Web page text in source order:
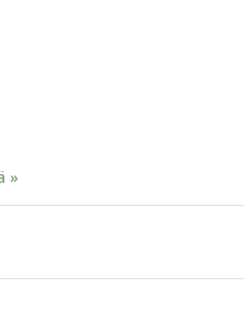
»